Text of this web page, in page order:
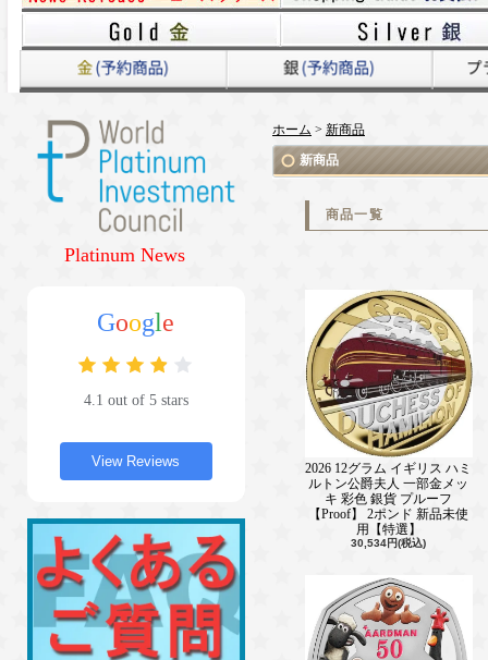
Platinum News
Google
4.1 out of 5 stars
View Reviews
ホーム > 新商品
新商品
商品一覧
2026 12グラム イギリス ハミ
ルトン公爵夫人 一部金メッ
キ 彩色 銀貨 プルーフ
【Proof】 2ポンド 新品未使
用【特選】
30,534円(税込)